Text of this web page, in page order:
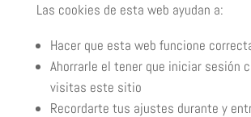
Las cookies de esta web ayudan a:
Hacer que esta web funcione
Ahorrarle el tener que iniciar sesión
visitas este sitio
Recordarte tus ajustes durante y